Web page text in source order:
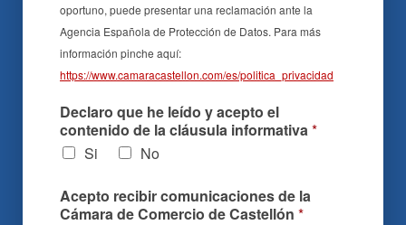
oportuno, puede presentar una reclamación ante la
Agencia Española de Protección de Datos. Para más
información pinche aquí:
https://www.camaracastellon.com/es/politica_privacidad
Declaro que he leído y acepto el
contenido de la cláusula informativa *
Si
No
Acepto recibir comunicaciones de la
Cámara de Comercio de Castellón *